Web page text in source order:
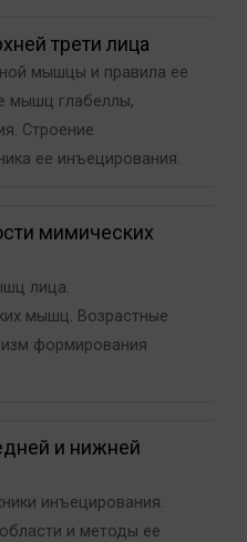
трети лица
мышцы и правила ее
мышц глабеллы,
Строение
ее инъецирования.
мимических
лица.
мышц. Возрастные
формирования
и нижней
инъецирования.
и методы ее